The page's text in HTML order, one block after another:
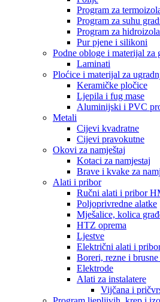
Program za
Program za suhu
Program za
Pur pjene i silikoni
Podne obloge i materijal za
Laminati
Ploćice i materijal za
Keramičke pločice
Ljepila i fug mase
Aluminijski i PVC
Metali
Cijevi kvadratne
Cijevi pravokutne
Okovi za namještaj
Kotaci za namjestaj
Brave i kvake za
Alati i pribor
Ručni alati i pribor
Poljoprivredne alatke
Mješalice, kolica
HTZ oprema
Ljestve
Električni alati i
Boreri, rezne i
Elektrode
Alati za instalatere
Vijčana i